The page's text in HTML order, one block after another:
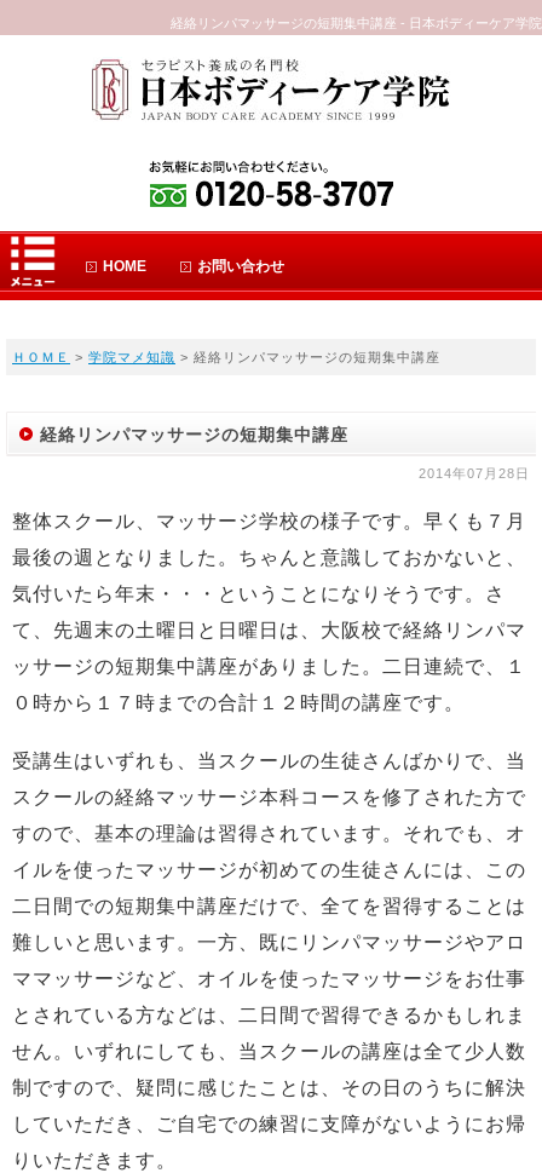
経絡リンパマッサージの短期集中講座 - 日本ボディーケア学院
HOME お問い合わせ
ＨＯＭＥ > 学院マメ知識 > 経絡リンパマッサージの短期集中講座
経絡リンパマッサージの短期集中講座
2014年07月28日
整体スクール、マッサージ学校の様子です。早くも７月
最後の週となりました。ちゃんと意識しておかないと、
気付いたら年末・・・ということになりそうです。さ
て、先週末の土曜日と日曜日は、大阪校で経絡リンパマ
ッサージの短期集中講座がありました。二日連続で、１
０時から１７時までの合計１２時間の講座です。
受講生はいずれも、当スクールの生徒さんばかりで、当
スクールの経絡マッサージ本科コースを修了された方で
すので、基本の理論は習得されています。それでも、オ
イルを使ったマッサージが初めての生徒さんには、この
二日間での短期集中講座だけで、全てを習得することは
難しいと思います。一方、既にリンパマッサージやアロ
ママッサージなど、オイルを使ったマッサージをお仕事
とされている方などは、二日間で習得できるかもしれま
せん。いずれにしても、当スクールの講座は全て少人数
制ですので、疑問に感じたことは、その日のうちに解決
していただき、ご自宅での練習に支障がないようにお帰
りいただきます。